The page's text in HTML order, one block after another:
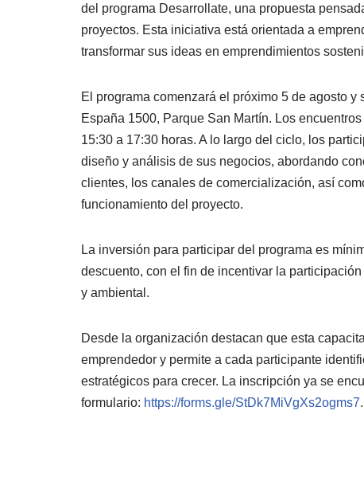
del programa Desarrollate, una propuesta
proyectos. Esta iniciativa está orientada a
transformar sus ideas en emprendimientos
El programa comenzará el próximo 5 de agosto
España 1500, Parque San Martín. Los
15:30 a 17:30 horas. A lo largo del ciclo, los
diseño y análisis de sus negocios, abordando
clientes, los canales de comercialización, así
funcionamiento del proyecto.
La inversión para participar del programa es
descuento, con el fin de incentivar la
y ambiental.
Desde la organización destacan que esta
emprendedor y permite a cada participante
estratégicos para crecer. La inscripción ya se
formulario: https://forms.gle/StDk7MiVgXs2ogms7.